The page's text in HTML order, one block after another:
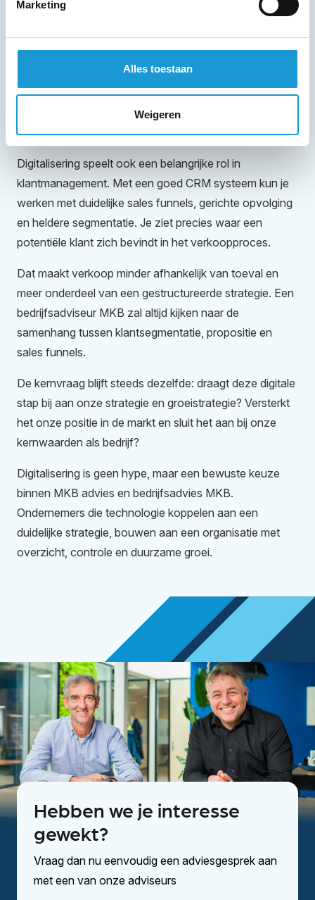
Marketing
Alles toestaan
Weigeren
Slimmer klantmanagement en
sales funnels
Digitalisering speelt ook een belangrijke rol in
klantmanagement. Met een goed CRM systeem kun je
werken met duidelijke sales funnels, gerichte opvolging
en heldere segmentatie. Je ziet precies waar een
potentiële klant zich bevindt in het verkoopproces.
Dat maakt verkoop minder afhankelijk van toeval en
meer onderdeel van een gestructureerde strategie. Een
bedrijfsadviseur MKB zal altijd kijken naar de
samenhang tussen klantsegmentatie, propositie en
sales funnels.
De kernvraag blijft steeds dezelfde: draagt deze digitale
stap bij aan onze strategie en groeistrategie? Versterkt
het onze positie in de markt en sluit het aan bij onze
kernwaarden als bedrijf?
Digitalisering is geen hype, maar een bewuste keuze
binnen MKB advies en bedrijfsadvies MKB.
Ondernemers die technologie koppelen aan een
duidelijke strategie, bouwen aan een organisatie met
overzicht, controle en duurzame groei.
Hebben we je interesse
gewekt?
Vraag dan nu eenvoudig een adviesgesprek aan
met een van onze adviseurs